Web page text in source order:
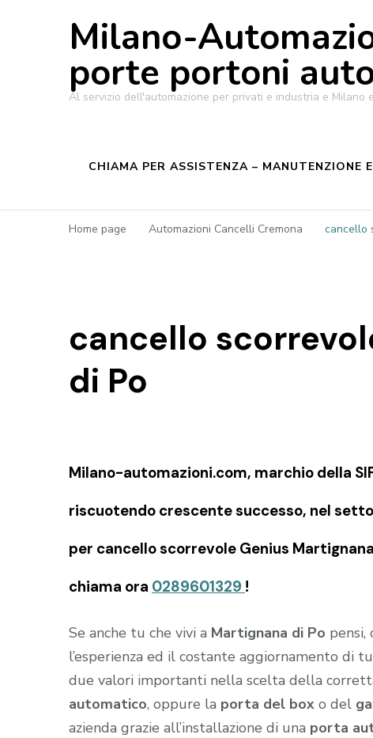
Milano-
porte portoni
Al servizio dell'automazione per privati e industria e
CHIAMA PER ASSISTENZA –
Home page Automazioni Cancelli Cremona cancello
cancello
di Po
Milano-automazioni.com, marchio della
riscuotendo crescente successo, nel
per cancello scorrevole Genius
chiama ora 0289601329 !
Se anche tu che vivi a Martignana di Po pensi,
l’esperienza ed il costante aggiornamento di
due valori importanti nella scelta della
automatico, oppure la porta del box o del
azienda grazie all’installazione di una porta